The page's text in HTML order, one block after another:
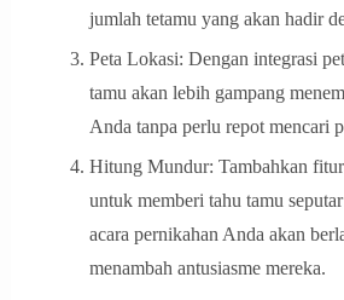
jumlah tetamu yang akan hadir
Peta Lokasi: Dengan integrasi
tamu akan lebih gampang
Anda tanpa perlu repot mencari
Hitung Mundur: Tambahkan
untuk memberi tahu tamu
acara pernikahan Anda akan
menambah antusiasme mereka.